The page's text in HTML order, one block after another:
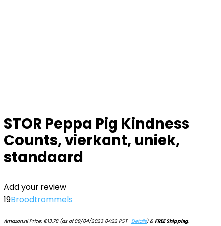
STOR Peppa Pig Kindness
Counts, vierkant, uniek,
standaard
Add your review
19Broodtrommels
Amazon.nl Price: €13.78(as of 09/04/2023 04:22 PST-Details)&FREE Shipping.